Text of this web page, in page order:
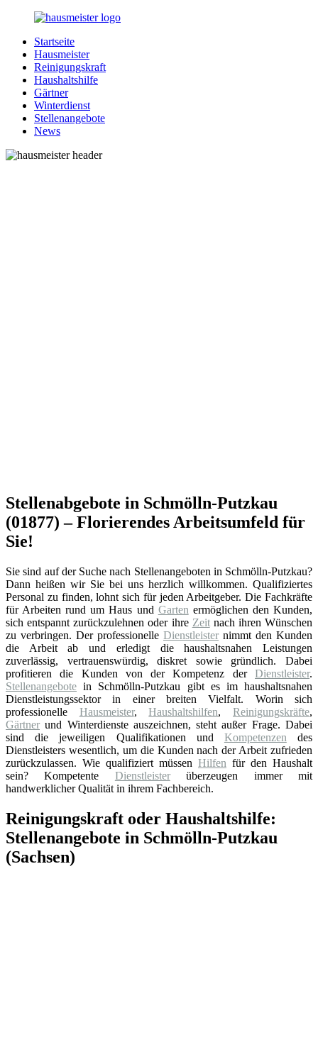
Zurück
Inhalt
Hausmeister.de
Alles
rund
Ihren
Haushalt
Startseite
Hausmeister
Reinigungskraft
Haushaltshilfe
Gärtner
Winterdienst
Stellenangebote
News
Stellenabgebote in Schmölln-Putzkau
(01877) – Florierendes Arbeitsumfeld für
Sie!
Sie sind auf der Suche nach Stellenangeboten in Schmölln-Putzkau?
Dann heißen wir Sie bei uns herzlich willkommen. Qualifiziertes
Personal zu finden, lohnt sich für jeden Arbeitgeber. Die Fachkräfte
für Arbeiten rund um Haus und Garten ermöglichen den Kunden,
sich entspannt zurückzulehnen oder ihre Zeitnach ihren Wünschen
zu verbringen. Der professionelle Dienstleister nimmt den Kunden
die Arbeit ab und erledigt die haushaltsnahen Leistungen
zuverlässig, vertrauenswürdig, diskret sowie gründlich. Dabei
profitieren die Kunden von der Kompetenz der Dienstleister.
Stellenangebote in Schmölln-Putzkau gibt es im haushaltsnahen
Dienstleistungssektor in einer breiten Vielfalt. Worin sich
professionelle Hausmeister,Haushaltshilfen,Reinigungskräfte,
Gärtner und Winterdienste auszeichnen, steht außer Frage. Dabei
sind die jeweiligen Qualifikationen und Kompetenzen des
Dienstleisters wesentlich, um die Kunden nach der Arbeit zufrieden
zurückzulassen. Wie qualifiziert müssen Hilfen für den Haushalt
sein? Kompetente Dienstleisterüberzeugen immer mit
handwerklicher Qualität in ihrem Fachbereich.
Reinigungskraft oder Haushaltshilfe:
Stellenangebote in Schmölln-Putzkau
(Sachsen)